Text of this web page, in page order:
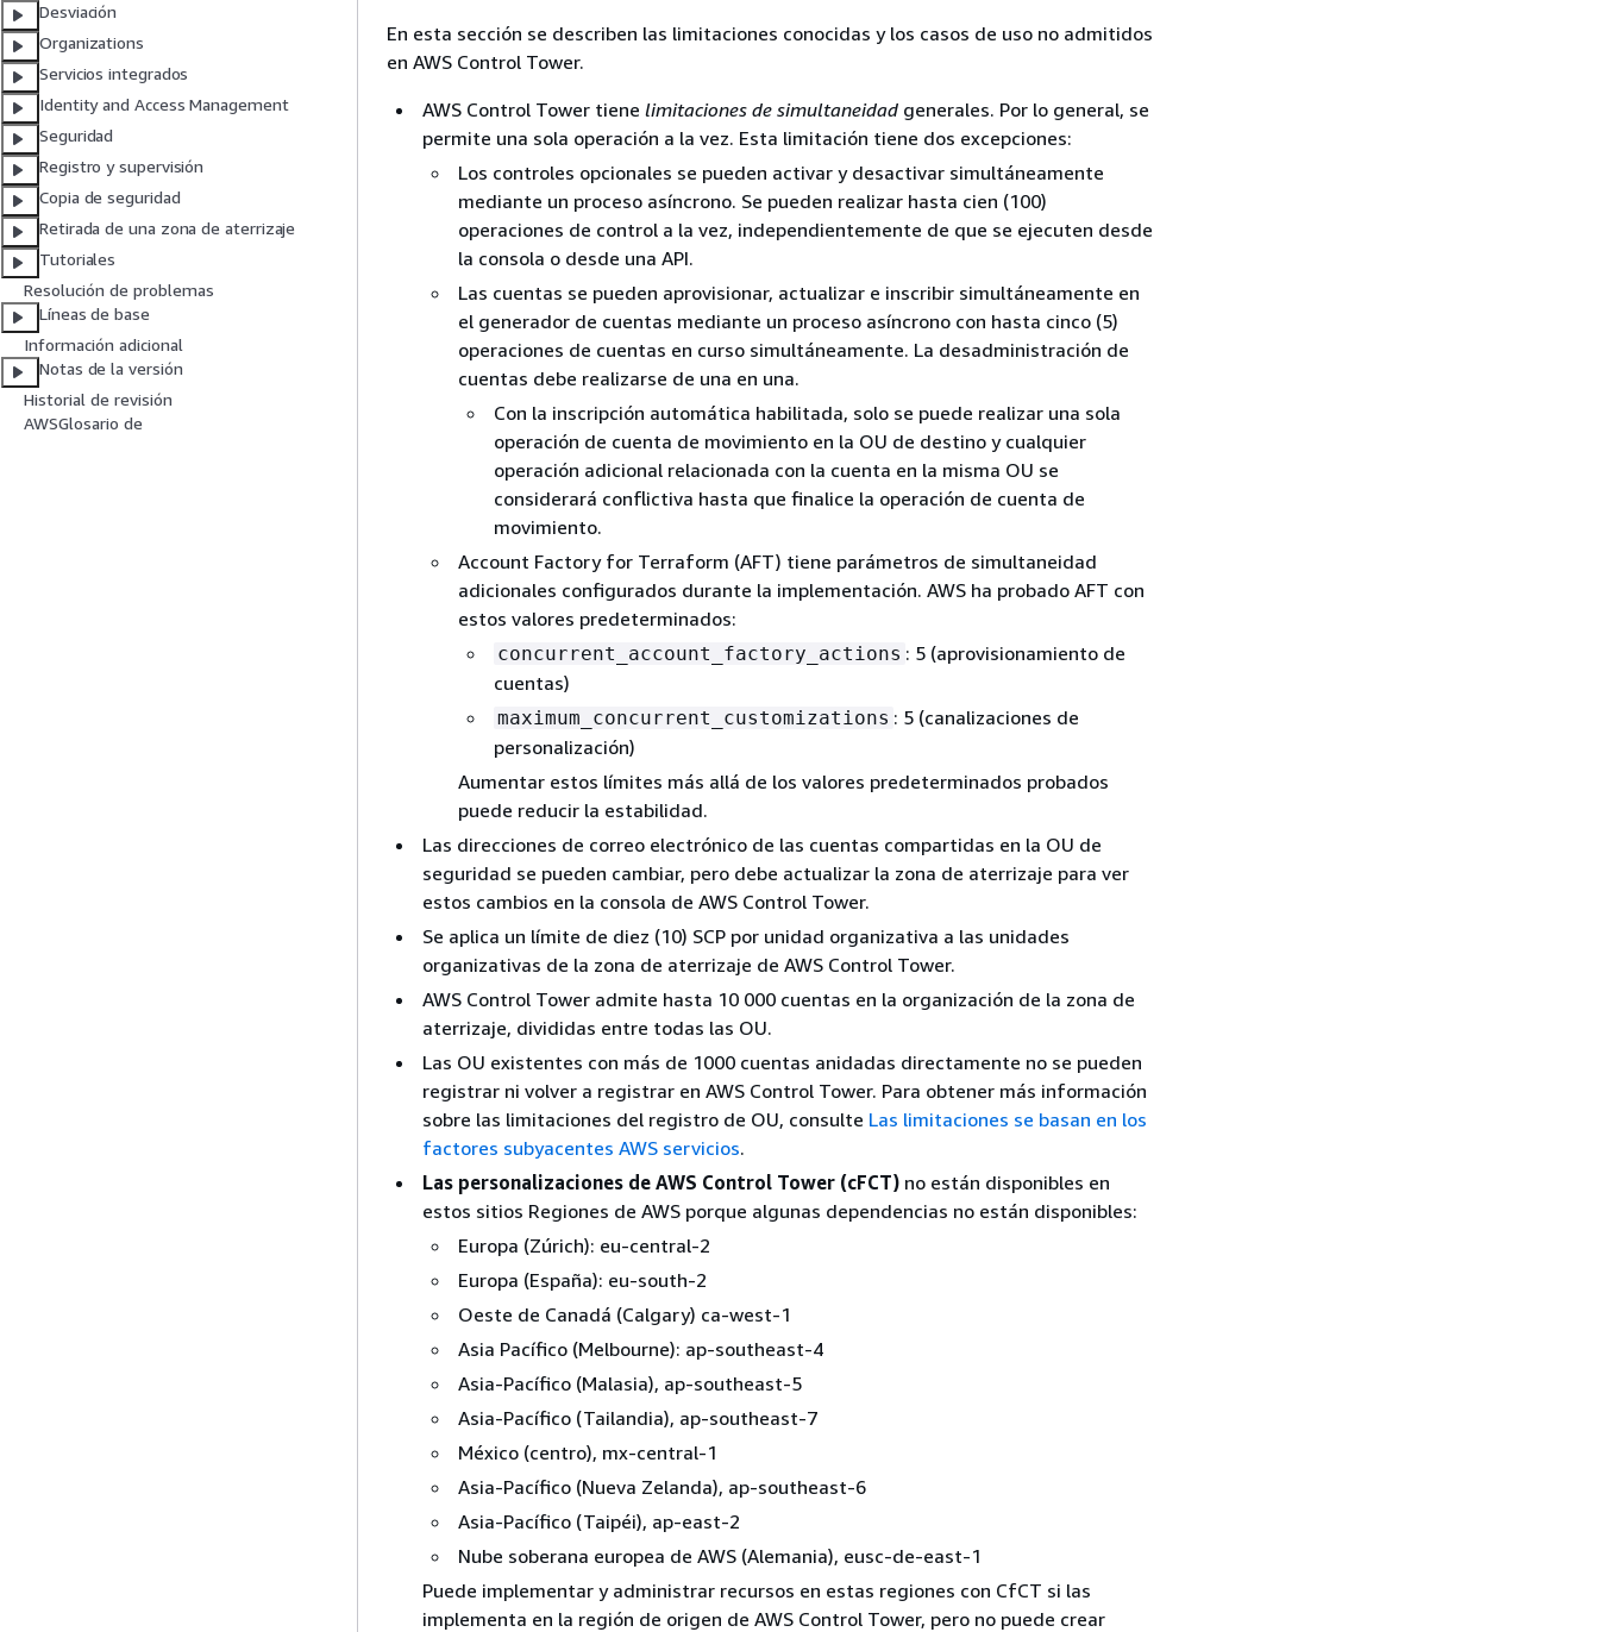
Desviación
Organizations
Servicios integrados
Identity and Access Management
Seguridad
Registro y supervisión
Copia de seguridad
Retirada de una zona de aterrizaje
Tutoriales
Resolución de problemas
Líneas de base
Información adicional
Notas de la versión
Historial de revisión
AWSGlosario de
En esta sección se describen las limitaciones conocidas y los casos de uso no admitidos
en AWS Control Tower.
AWS Control Tower tiene limitaciones de simultaneidad generales. Por lo general, se
permite una sola operación a la vez. Esta limitación tiene dos excepciones:
Los controles opcionales se pueden activar y desactivar simultáneamente
mediante un proceso asíncrono. Se pueden realizar hasta cien (100)
operaciones de control a la vez, independientemente de que se ejecuten desde
la consola o desde una API.
Las cuentas se pueden aprovisionar, actualizar e inscribir simultáneamente en
el generador de cuentas mediante un proceso asíncrono con hasta cinco (5)
operaciones de cuentas en curso simultáneamente. La desadministración de
cuentas debe realizarse de una en una.
Con la inscripción automática habilitada, solo se puede realizar una sola
operación de cuenta de movimiento en la OU de destino y cualquier
operación adicional relacionada con la cuenta en la misma OU se
considerará conflictiva hasta que finalice la operación de cuenta de
movimiento.
Account Factory for Terraform (AFT) tiene parámetros de simultaneidad
adicionales configurados durante la implementación. AWS ha probado AFT con
estos valores predeterminados:
concurrent_account_factory_actions : 5 (aprovisionamiento de
cuentas)
maximum_concurrent_customizations : 5 (canalizaciones de
personalización)
Aumentar estos límites más allá de los valores predeterminados probados
puede reducir la estabilidad.
Las direcciones de correo electrónico de las cuentas compartidas en la OU de
seguridad se pueden cambiar, pero debe actualizar la zona de aterrizaje para ver
estos cambios en la consola de AWS Control Tower.
Se aplica un límite de diez (10) SCP por unidad organizativa a las unidades
organizativas de la zona de aterrizaje de AWS Control Tower.
AWS Control Tower admite hasta 10 000 cuentas en la organización de la zona de
aterrizaje, divididas entre todas las OU.
Las OU existentes con más de 1000 cuentas anidadas directamente no se pueden
registrar ni volver a registrar en AWS Control Tower. Para obtener más información
sobre las limitaciones del registro de OU, consulte Las limitaciones se basan en los
factores subyacentes AWS servicios.
Las personalizaciones de AWS Control Tower (cFCT) no están disponibles en
estos sitios Regiones de AWS porque algunas dependencias no están disponibles:
Europa (Zúrich): eu-central-2
Europa (España): eu-south-2
Oeste de Canadá (Calgary) ca-west-1
Asia Pacífico (Melbourne): ap-southeast-4
Asia-Pacífico (Malasia), ap-southeast-5
Asia-Pacífico (Tailandia), ap-southeast-7
México (centro), mx-central-1
Asia-Pacífico (Nueva Zelanda), ap-southeast-6
Asia-Pacífico (Taipéi), ap-east-2
Nube soberana europea de AWS (Alemania), eusc-de-east-1
Puede implementar y administrar recursos en estas regiones con CfCT si las
implementa en la región de origen de AWS Control Tower, pero no puede crear